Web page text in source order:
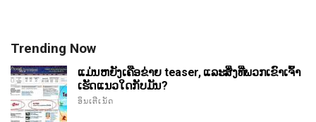
Trending Now
ແມ່ນຫຍັງເຄືອຂ່າຍ teaser, ແລະສິ່ງທີ່ພວກເຂົາເຈົ້າ
ເຮັດແນວໃດກັບມັນ?
ອິນເຕີເນັດ